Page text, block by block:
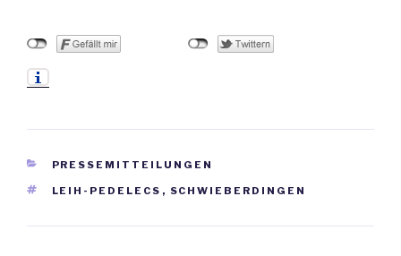
KATEGORIEN
PRESSEMITTEILUNGEN
SCHLAGWÖRTER
LEIH-PEDELECS , SCHWIEBERDINGEN